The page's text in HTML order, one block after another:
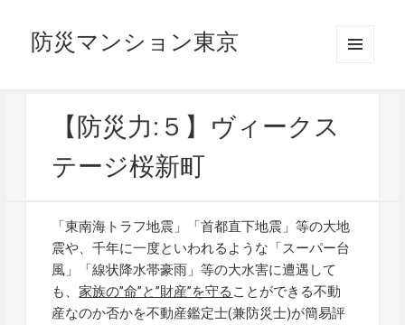
防災マンション東京
【防災力:５】ヴィークス
テージ桜新町
「東南海トラフ地震」「首都直下地震」等の大地
震や、千年に一度といわれるような「スーパー台
風」「線状降水帯豪雨」等の大水害に遭遇して
も、家族の”命”と”財産”を守る ことができる不動
産なのか否かを不動産鑑定士(兼防災士)が簡易評